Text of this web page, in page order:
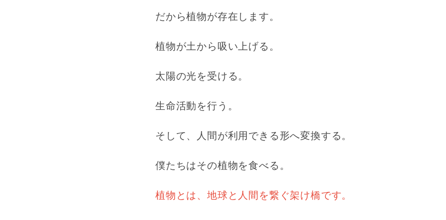
だから植物が存在します。
植物が土から吸い上げる。
太陽の光を受ける。
生命活動を行う。
そして、人間が利用できる形へ変換する。
僕たちはその植物を食べる。
植物とは、地球と人間を繋ぐ架け橋です。